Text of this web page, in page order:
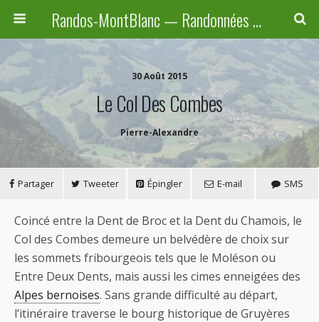
Randos-MontBlanc — Randonnées pédestres familiales en Haute-Savoie, Suisse et Italie
30 Août 2015
Le Col Des Combes
Pierre-Alexandre
Partager Tweeter Épingler E-mail SMS
Coincé entre la Dent de Broc et la Dent du Chamois, le
Col des Combes demeure un belvédère de choix sur
les sommets fribourgeois tels que le Moléson ou
Entre Deux Dents, mais aussi les cimes enneigées des
Alpes bernoises. Sans grande difficulté au départ,
l’itinéraire traverse le bourg historique de Gruyères